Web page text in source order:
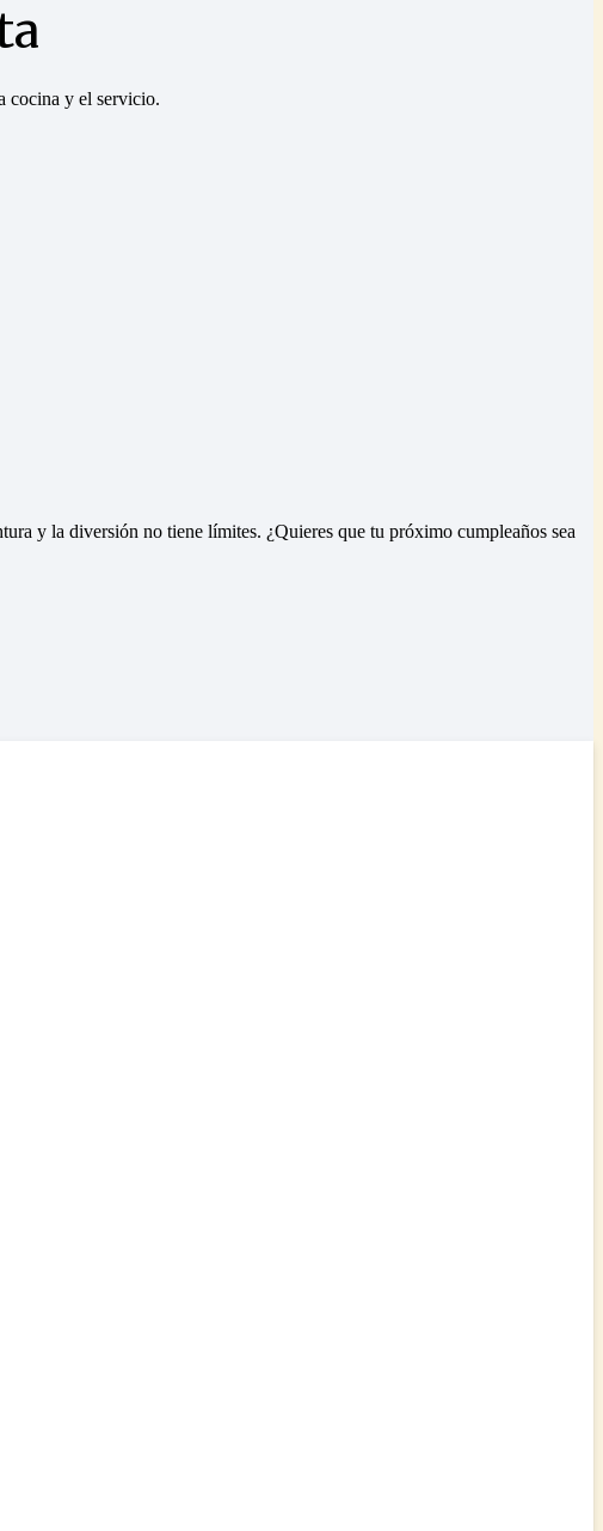
cocina y el servicio.
y la diversión no tiene límites. ¿Quieres que tu próximo cumpleaños sea